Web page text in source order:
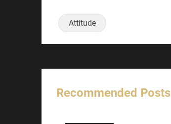
Attitude
Recommended Posts